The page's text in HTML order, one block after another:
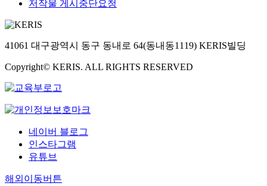
저작물 게시중단요청
41061 대구광역시 동구 동내로 64(동내동1119) KERIS빌딩
Copyright© KERIS. ALL RIGHTS RESERVED
네이버 블로그
인스타그램
유튜브
해외이동버튼